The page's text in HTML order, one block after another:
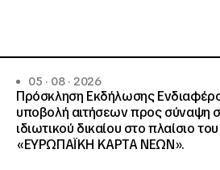
05 · 08 · 2026
Πρόσκληση Εκδήλωσης
υποβολή αιτήσεων προς σύναψη
ιδιωτικού δικαίου στο πλαίσιο
«ΕΥΡΩΠΑΪΚΗ ΚΑΡΤΑ ΝΕΩΝ».